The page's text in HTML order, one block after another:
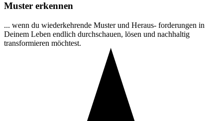
Muster erkennen
... wenn du wiederkehrende Muster und Heraus- forderungen in
Deinem Leben endlich durchschauen, lösen und nachhaltig
transformieren möchtest.